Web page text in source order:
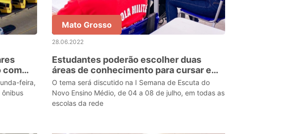
com
feira,
Mato Grosso
28.06.2022
Estudantes poderão escolher duas
áreas de conhecimento para cursar em
2023
O tema será discutido na I Semana de Escuta do
Novo Ensino Médio, de 04 a 08 de julho, em todas as
escolas da rede